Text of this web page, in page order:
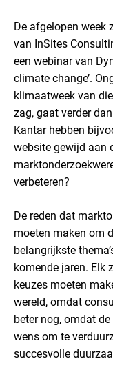
De afgelopen week
van InSites
een webinar van
climate change’.
klimaatweek van
zag, gaat verder
Kantar hebben
website gewijd aan
verbeteren?
De reden dat
moeten maken om
belangrijkste
komende jaren. Elk
keuzes moeten
wereld, omdat
beter nog, omdat
wens om te
succesvolle